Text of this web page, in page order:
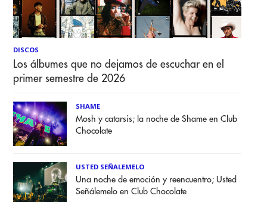
DISCOS
Los álbumes que no dejamos de escuchar en el
primer semestre de 2026
SHAME
Mosh y catarsis; la noche de Shame en Club
Chocolate
USTED SEÑALEMELO
Una noche de emoción y reencuentro; Usted
Señálemelo en Club Chocolate